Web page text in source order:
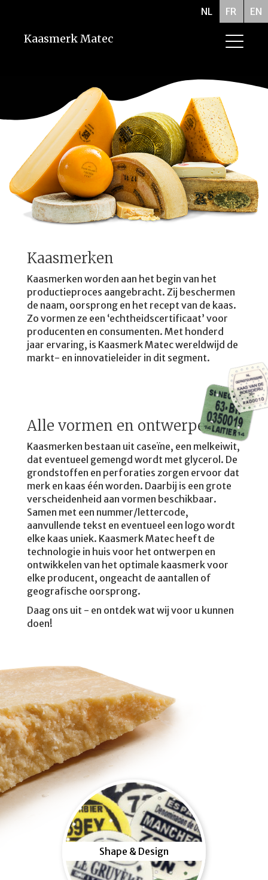
NL FR EN
Kaasmerk Matec
Kaasmerken
Kaasmerken worden aan het begin van het
productieproces aangebracht. Zij beschermen
de naam, oorsprong en het recept van de kaas.
Zo vormen ze een ‘echtheidscertificaat’ voor
producenten en consumenten. Met honderd
jaar ervaring, is Kaasmerk Matec wereldwijd de
markt- en innovatieleider in dit segment.
Alle vormen en ontwerpen
Kaasmerken bestaan ​​uit caseïne, een melkeiwit,
dat eventueel gemengd wordt met glycerol. De
grondstoffen en perforaties zorgen ervoor dat
merk en kaas één worden. Daarbij is een grote
verscheidenheid aan vormen beschikbaar.
Samen met een nummer/lettercode,
aanvullende tekst en eventueel een logo wordt
elke kaas uniek. Kaasmerk Matec heeft de
technologie in huis voor het ontwerpen en
ontwikkelen van het optimale kaasmerk voor
elke producent, ongeacht de aantallen of
geografische oorsprong.
Daag ons uit - en ontdek wat wij voor u kunnen
doen!
Shape & Design